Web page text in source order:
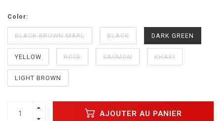
Color:
BLACK BROWN MARL BLACK DARK GREEN
YELLOW ROSE SAUMON KHAKI
LIGHT BROWN
AJOUTER AU PANIER